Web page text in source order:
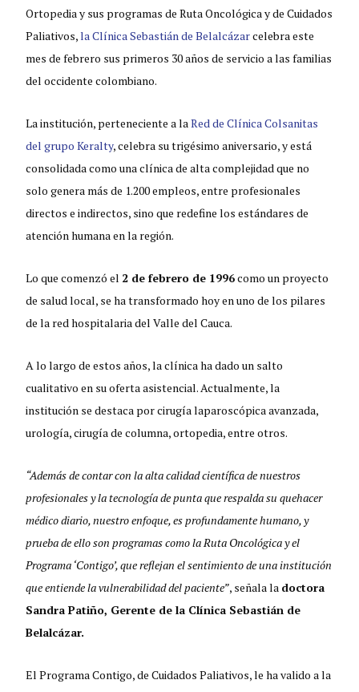
Ortopedia y sus programas de Ruta Oncológica y de Cuidados
Paliativos,la Clínica Sebastián de Belalcázarcelebra este
mes de febrero sus primeros 30 años de servicio a las familias
del occidente colombiano.
La institución, perteneciente a laRed de Clínica Colsanitas
del grupo Keralty, celebra su trigésimo aniversario, y está
consolidada como una clínica de alta complejidad que no
solo genera más de 1.200 empleos, entre profesionales
directos e indirectos, sino que redefine los estándares de
atención humana en la región.
Lo que comenzó el 2 de febrero de 1996como un proyecto
de salud local, se ha transformado hoy en uno de los pilares
de la red hospitalaria del Valle del Cauca.
A lo largo de estos años, la clínica ha dado un salto
cualitativo en su oferta asistencial. Actualmente, la
institución se destaca por cirugía laparoscópica avanzada,
urología, cirugía de columna, ortopedia, entre otros.
“Además de contar con la alta calidad científica de nuestros
profesionales y la tecnología de punta que respalda su quehacer
médico diario, nuestro enfoque, es profundamente humano, y
prueba de ello son programas como la Ruta Oncológica y el
Programa ‘Contigo’, que reflejan el sentimiento de una institución
que entiende la vulnerabilidad del paciente”, señala la doctora
Sandra Patiño, Gerente de la Clínica Sebastián de
Belalcázar.
El Programa Contigo, de Cuidados Paliativos, le ha valido a la